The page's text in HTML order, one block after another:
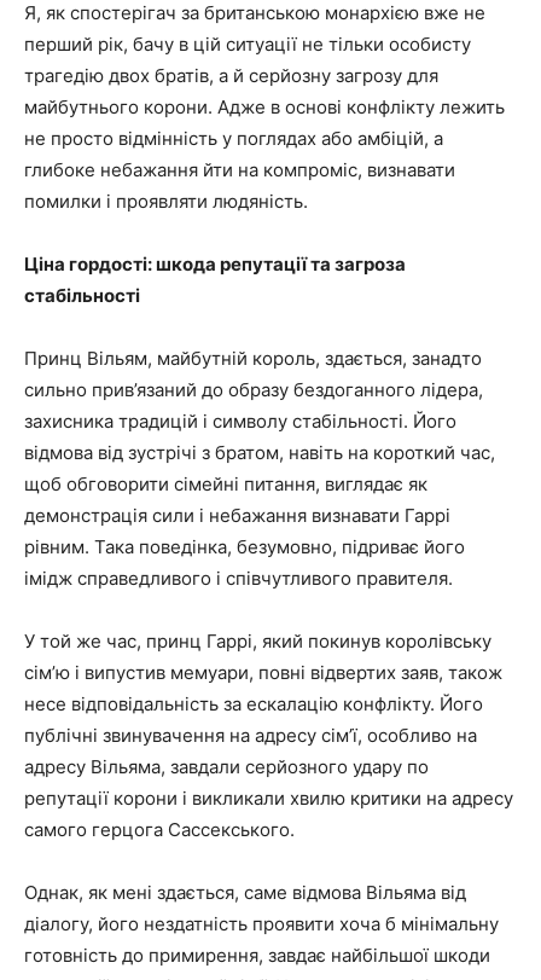
Я, як спостерігач за британською монархією вже не
перший рік, бачу в цій ситуації не тільки особисту
трагедію двох братів, а й серйозну загрозу для
майбутнього корони. Адже в основі конфлікту лежить
не просто відмінність у поглядах або амбіцій, а
глибоке небажання йти на компроміс, визнавати
помилки і проявляти людяність.
Ціна гордості: шкода репутації та загроза
стабільності
Принц Вільям, майбутній король, здається, занадто
сильно прив’язаний до образу бездоганного лідера,
захисника традицій і символу стабільності. Його
відмова від зустрічі з братом, навіть на короткий час,
щоб обговорити сімейні питання, виглядає як
демонстрація сили і небажання визнавати Гаррі
рівним. Така поведінка, безумовно, підриває його
імідж справедливого і співчутливого правителя.
У той же час, принц Гаррі, який покинув королівську
сім’ю і випустив мемуари, повні відвертих заяв, також
несе відповідальність за ескалацію конфлікту. Його
публічні звинувачення на адресу сім’ї, особливо на
адресу Вільяма, завдали серйозного удару по
репутації корони і викликали хвилю критики на адресу
самого герцога Сассекського.
Однак, як мені здається, саме відмова Вільяма від
діалогу, його нездатність проявити хоча б мінімальну
готовність до примирення, завдає найбільшої шкоди